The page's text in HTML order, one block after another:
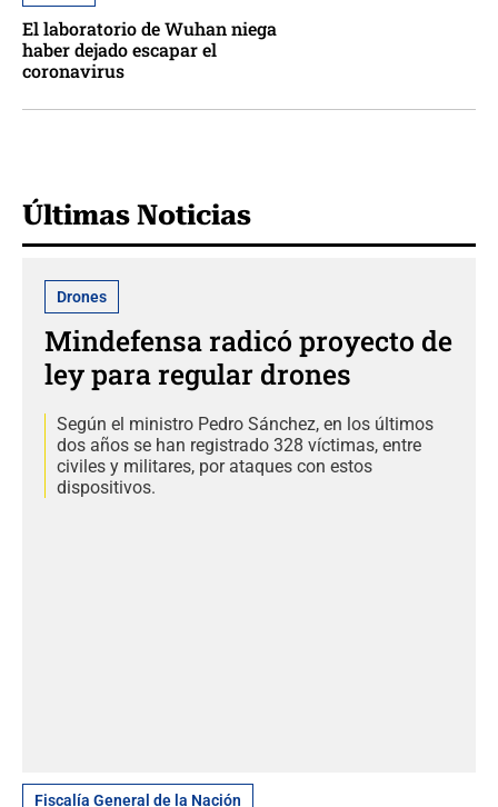
El laboratorio de Wuhan niega
haber dejado escapar el
coronavirus
Últimas Noticias
Drones
Mindefensa radicó proyecto de
ley para regular drones
Según el ministro Pedro Sánchez, en los últimos
dos años se han registrado 328 víctimas, entre
civiles y militares, por ataques con estos
dispositivos.
Fiscalía General de la Nación